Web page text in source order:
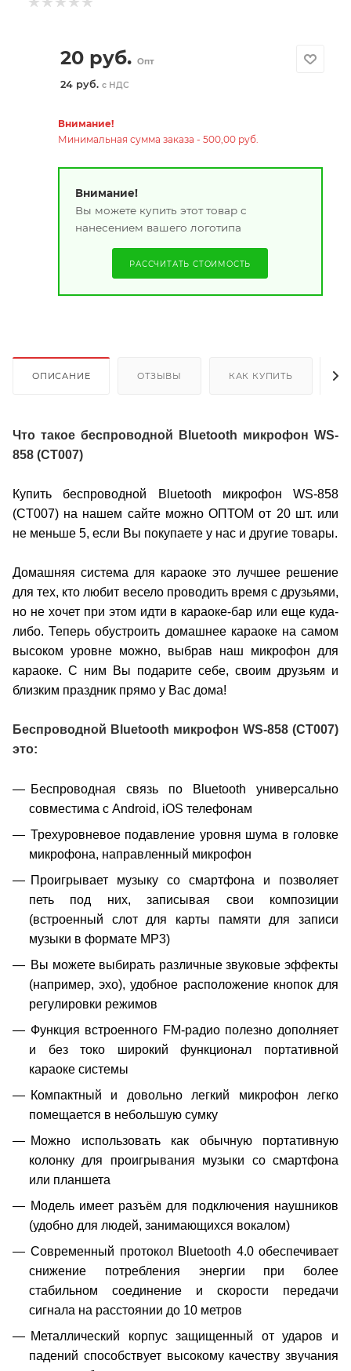
20руб. Опт
24 руб. с НДС
Внимание!
Минимальная сумма заказа - 500,00 руб.
Внимание!
Вы можете купить этот товар с
нанесением вашего логотипа
РАССЧИТАТЬ СТОИМОСТЬ
ОПИСАНИЕ ОТЗЫВЫ КАК КУПИТЬ
Что такое беспроводной Bluetooth микрофон WS-
858 (CT007)
Купить беспроводной Bluetooth микрофон WS-858
(CT007) на нашем сайте можно ОПТОМ от 20 шт. или
не меньше 5, если Вы покупаете у нас и другие товары.
Домашняя система для караоке это лучшее решение
для тех, кто любит весело проводить время с друзьями,
но не хочет при этом идти в караоке-бар или еще куда-
либо. Теперь обустроить домашнее караоке на самом
высоком уровне можно, выбрав наш микрофон для
караоке. С ним Вы подарите себе, своим друзьям и
близким праздник прямо у Вас дома!
Беспроводной Bluetooth микрофон WS-858 (CT007)
это:
Беспроводная связь по Bluetooth универсально
совместима с Android, iOS телефонам
Трехуровневое подавление уровня шума в головке
микрофона, направленный микрофон
Проигрывает музыку со смартфона и позволяет
петь под них, записывая свои композиции
(встроенный слот для карты памяти для записи
музыки в формате MP3)
Вы можете выбирать различные звуковые эффекты
(например, эхо), удобное расположение кнопок для
регулировки режимов
Функция встроенного FM-радио полезно дополняет
и без токо широкий функционал портативной
караоке системы
Компактный и довольно легкий микрофон легко
помещается в небольшую сумку
Можно использовать как обычную портативную
колонку для проигрывания музыки со смартфона
или планшета
Модель имеет разъём для подключения наушников
(удобно для людей, занимающихся вокалом)
Современный протокол Bluetooth 4.0 обеспечивает
снижение потребления энергии при более
стабильном соединение и скорости передачи
сигнала на расстоянии до 10 метров
Металлический корпус защищенный от ударов и
падений способствует высокому качеству звучания